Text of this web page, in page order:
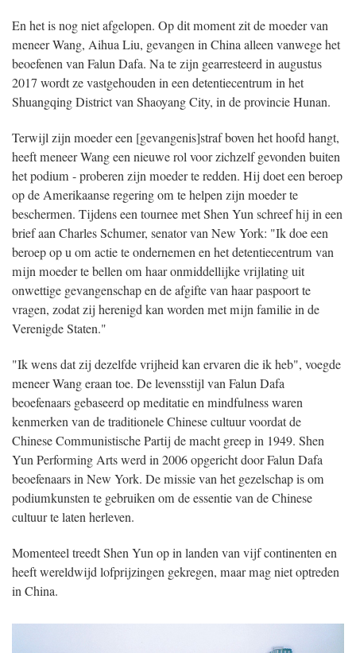
En het is nog niet afgelopen. Op dit moment zit de moeder van
meneer Wang, Aihua Liu, gevangen in China alleen vanwege het
beoefenen van Falun Dafa. Na te zijn gearresteerd in augustus
2017 wordt ze vastgehouden in een detentiecentrum in het
Shuangqing District van Shaoyang City, in de provincie Hunan.
Terwijl zijn moeder een [gevangenis]straf boven het hoofd hangt,
heeft meneer Wang een nieuwe rol voor zichzelf gevonden buiten
het podium - proberen zijn moeder te redden. Hij doet een beroep
op de Amerikaanse regering om te helpen zijn moeder te
beschermen. Tijdens een tournee met Shen Yun schreef hij in een
brief aan Charles Schumer, senator van New York: "Ik doe een
beroep op u om actie te ondernemen en het detentiecentrum van
mijn moeder te bellen om haar onmiddellijke vrijlating uit
onwettige gevangenschap en de afgifte van haar paspoort te
vragen, zodat zij herenigd kan worden met mijn familie in de
Verenigde Staten."
"Ik wens dat zij dezelfde vrijheid kan ervaren die ik heb", voegde
meneer Wang eraan toe. De levensstijl van Falun Dafa
beoefenaars gebaseerd op meditatie en mindfulness waren
kenmerken van de traditionele Chinese cultuur voordat de
Chinese Communistische Partij de macht greep in 1949. Shen
Yun Performing Arts werd in 2006 opgericht door Falun Dafa
beoefenaars in New York. De missie van het gezelschap is om
podiumkunsten te gebruiken om de essentie van de Chinese
cultuur te laten herleven.
Momenteel treedt Shen Yun op in landen van vijf continenten en
heeft wereldwijd lofprijzingen gekregen, maar mag niet optreden
in China.